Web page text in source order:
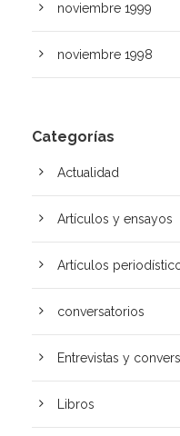
noviembre 1999
noviembre 1998
Categorías
Actualidad
Artículos y ensayos
Artí­culos
conversatorios
Entrevistas y
Libros